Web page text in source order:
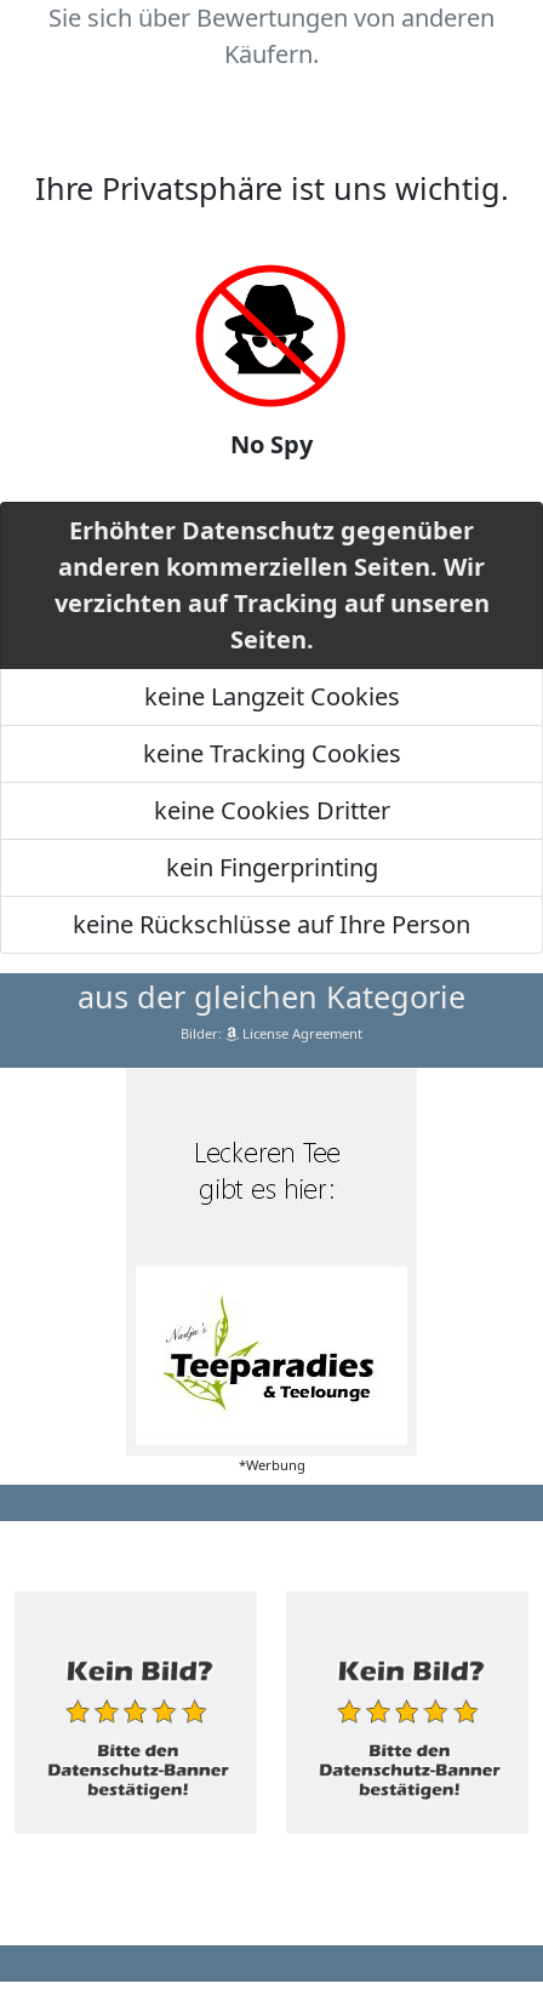
Sie sich über Bewertungen von anderen
Käufern.
Ihre Privatsphäre ist uns wichtig.
No Spy
Erhöhter Datenschutz gegenüber
anderen kommerziellen Seiten. Wir
verzichten auf Tracking auf unseren
Seiten.
keine Langzeit Cookies
keine Tracking Cookies
keine Cookies Dritter
kein Fingerprinting
keine Rückschlüsse auf Ihre Person
aus der gleichen Kategorie
Bilder: License Agreement
*Werbung